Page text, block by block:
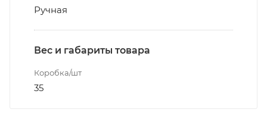
Ручная
Вес и габариты товара
Коробка/шт
35